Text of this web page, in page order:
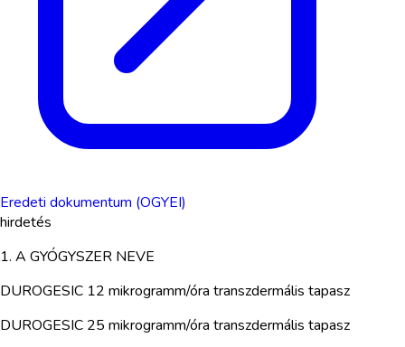
Eredeti dokumentum (OGYEI)
hirdetés
1. A GYÓGYSZER NEVE
DUROGESIC 12 mikrogramm/óra transzdermális tapasz
DUROGESIC 25 mikrogramm/óra transzdermális tapasz